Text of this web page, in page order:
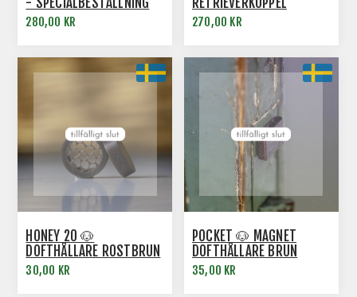
280,00 KR 270,00 KR
HONEY 20 🐶
DOFTHÅLLARE ROSTBRUN
30,00 KR
POCKET 🐶 MAGNET
DOFTHÅLLARE BRUN
35,00 KR